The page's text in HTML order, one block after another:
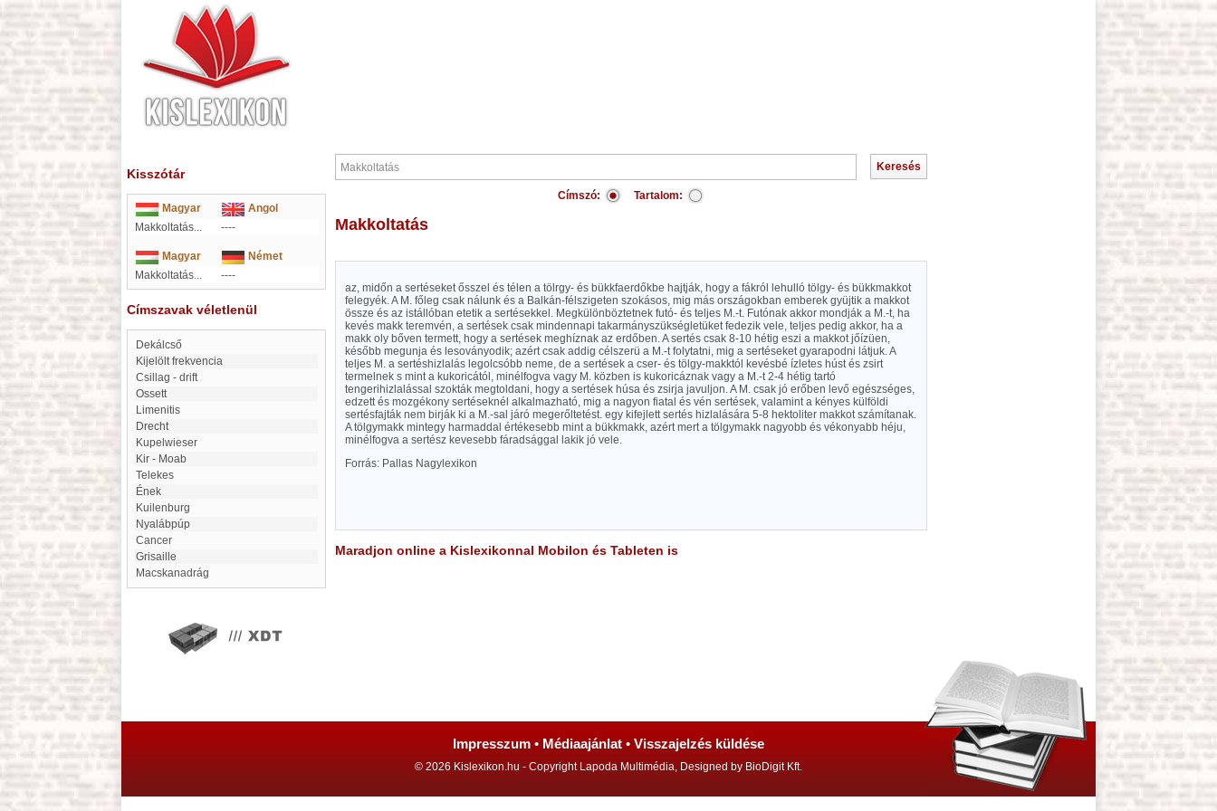
Kisszótár
Magyar
Angol
Makkoltatás...
----
Magyar
Német
Makkoltatás...
----
Címszavak véletlenül
Dekálcső
kijelölt frekvencia
Csillag - drift
Ossett
Limenitis
Drecht
Kupelwieser
Kir - Moab
Telekes
Ének
Kuilenburg
Nyalábpúp
cancer
grisaille
Macskanadrág
Címszó: Tartalom:
Makkoltatás
az, midőn a sertéseket ősszel és télen a tölrgy- és bükkfaerdőkbe hajtják, hogy a fákról lehulló tölgy- és bükkmakkot
felegyék. A M. főleg csak nálunk és a Balkán-félszigeten szokásos, mig más országokban emberek gyüjtik a makkot
össze és az istállóban etetik a sertésekkel. Megkülönböztetnek futó- és teljes M.-t. Futónak akkor mondják a M.-t, ha
kevés makk teremvén, a sertések csak mindennapi takarmányszükségletüket fedezik vele, teljes pedig akkor, ha a
makk oly bőven termett, hogy a sertések meghíznak az erdőben. A sertés csak 8-10 hétig eszi a makkot jőízüen,
később megunja és lesoványodik; azért csak addig célszerü a M.-t folytatni, mig a sertéseket gyarapodni látjuk. A
teljes M. a sertéshizlalás legolcsóbb neme, de a sertések a cser- és tölgy-makktól kevésbé ízletes húst és zsirt
termelnek s mint a kukoricától, minélfogva vagy M. közben is kukoricáznak vagy a M.-t 2-4 hétig tartó
tengerihizlalással szokták megtoldani, hogy a sertések húsa és zsirja javuljon. A M. csak jó erőben levő egészséges,
edzett és mozgékony sertéseknél alkalmazható, mig a nagyon fiatal és vén sertések, valamint a kényes külföldi
sertésfajták nem birják ki a M.-sal járó megerőltetést. egy kifejlett sertés hizlalására 5-8 hektoliter makkot számítanak.
A tölgymakk mintegy harmaddal értékesebb mint a bükkmakk, azért mert a tölgymakk nagyobb és vékonyabb héju,
minélfogva a sertész kevesebb fáradsággal lakik jó vele.
Forrás: Pallas Nagylexikon
Maradjon online a Kislexikonnal Mobilon és Tableten is
Impresszum • Médiaajánlat • Visszajelzés küldése
© 2026 Kislexikon.hu - Copyright Lapoda Multimédia, Designed by BioDigit Kft.